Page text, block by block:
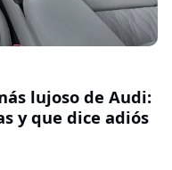
lujoso de Audi:
y que dice adiós